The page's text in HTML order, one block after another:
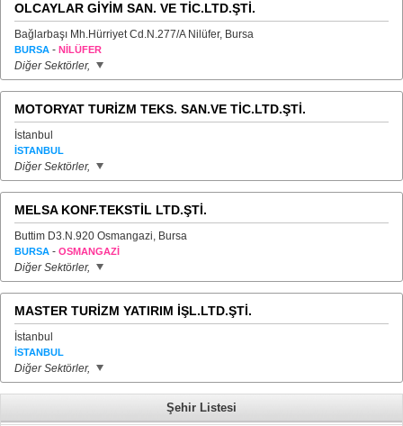
OLCAYLAR GİYİM SAN. VE TİC.LTD.ŞTİ.
Bağlarbaşı Mh.Hürriyet Cd.N.277/A Nilüfer, Bursa
BURSA - NİLÜFER
Diğer Sektörler,
MOTORYAT TURİZM TEKS. SAN.VE TİC.LTD.ŞTİ.
İstanbul
İSTANBUL
Diğer Sektörler,
MELSA KONF.TEKSTİL LTD.ŞTİ.
Buttim D3.N.920 Osmangazi, Bursa
BURSA - OSMANGAZİ
Diğer Sektörler,
MASTER TURİZM YATIRIM İŞL.LTD.ŞTİ.
İstanbul
İSTANBUL
Diğer Sektörler,
Şehir Listesi